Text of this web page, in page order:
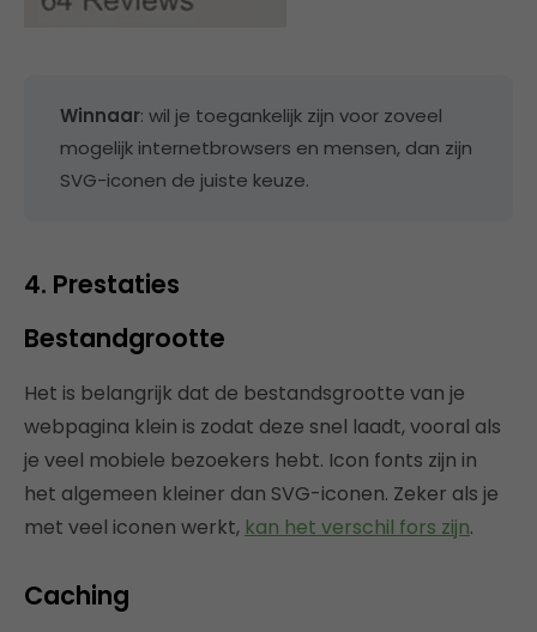
Winnaar: wil je toegankelijk zijn voor zoveel
mogelijk internetbrowsers en mensen, dan zijn
SVG-iconen de juiste keuze.
4. Prestaties
Bestandgrootte
Het is belangrijk dat de bestandsgrootte van je
webpagina klein is zodat deze snel laadt, vooral als
je veel mobiele bezoekers hebt. Icon fonts zijn in
het algemeen kleiner dan SVG-iconen. Zeker als je
met veel iconen werkt, kan het verschil fors zijn.
Caching